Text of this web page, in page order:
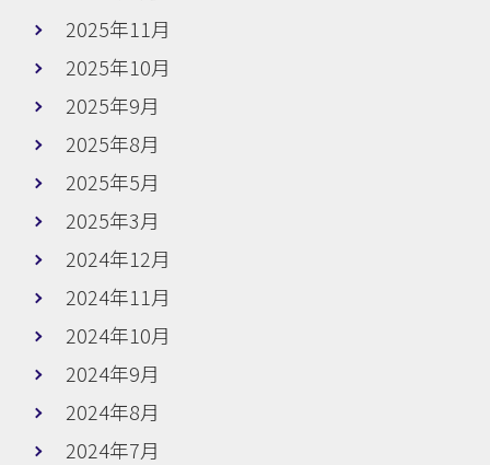
2025年11月
2025年10月
2025年9月
2025年8月
2025年5月
2025年3月
2024年12月
2024年11月
2024年10月
2024年9月
2024年8月
2024年7月